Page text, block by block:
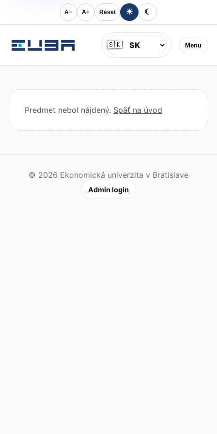
A− A+ Reset ☀ ☾
Menu
Jazyk
🇸🇰
Predmet nebol nájdený. Späť na úvod
© 2026 Ekonomická univerzita v Bratislave
Admin login